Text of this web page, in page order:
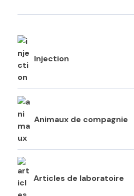
Injection
Animaux de compagnie
Articles de laboratoire